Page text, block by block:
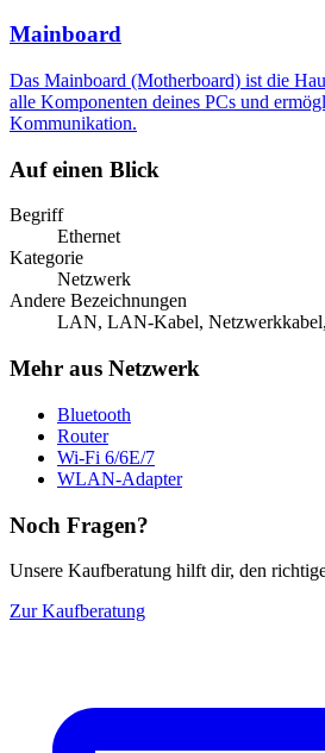
Mainboard
Das Mainboard (Motherboard) ist die
alle Komponenten deines PCs und
Kommunikation.
Auf einen Blick
Begriff
Ethernet
Kategorie
Netzwerk
Andere Bezeichnungen
LAN, LAN-Kabel,
Mehr aus Netzwerk
Bluetooth
Router
Wi-Fi 6/6E/7
WLAN-Adapter
Noch Fragen?
Unsere Kaufberatung hilft dir, den
Zur Kaufberatung